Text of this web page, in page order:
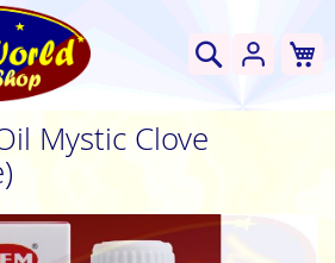
Suche
Mystic Clove